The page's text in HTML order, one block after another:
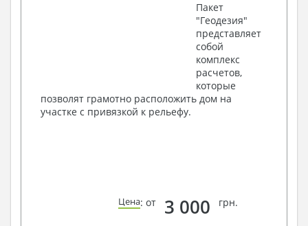
Пакет
"Геодезия"
представляет
собой
комплекс
расчетов,
которые
позволят грамотно расположить дом на
участке с привязкой к рельефу.
Цена: от 3 000 грн.